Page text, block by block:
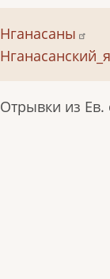
Нганасаны
Отрывки из Ев.